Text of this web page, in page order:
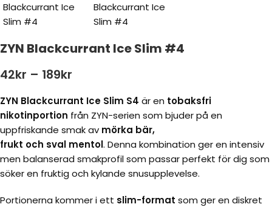
ZYN Blackcurrant Ice Slim #4
42kr – 189kr
ZYN Blackcurrant Ice Slim S4 är en tobaksfri
nikotinportion från ZYN-serien som bjuder på en
uppfriskande smak av mörka bär,
frukt och sval mentol. Denna kombination ger en intensiv
men balanserad smakprofil som passar perfekt för dig som
söker en fruktig och kylande snusupplevelse.
Portionerna kommer i ett slim-format som ger en diskret